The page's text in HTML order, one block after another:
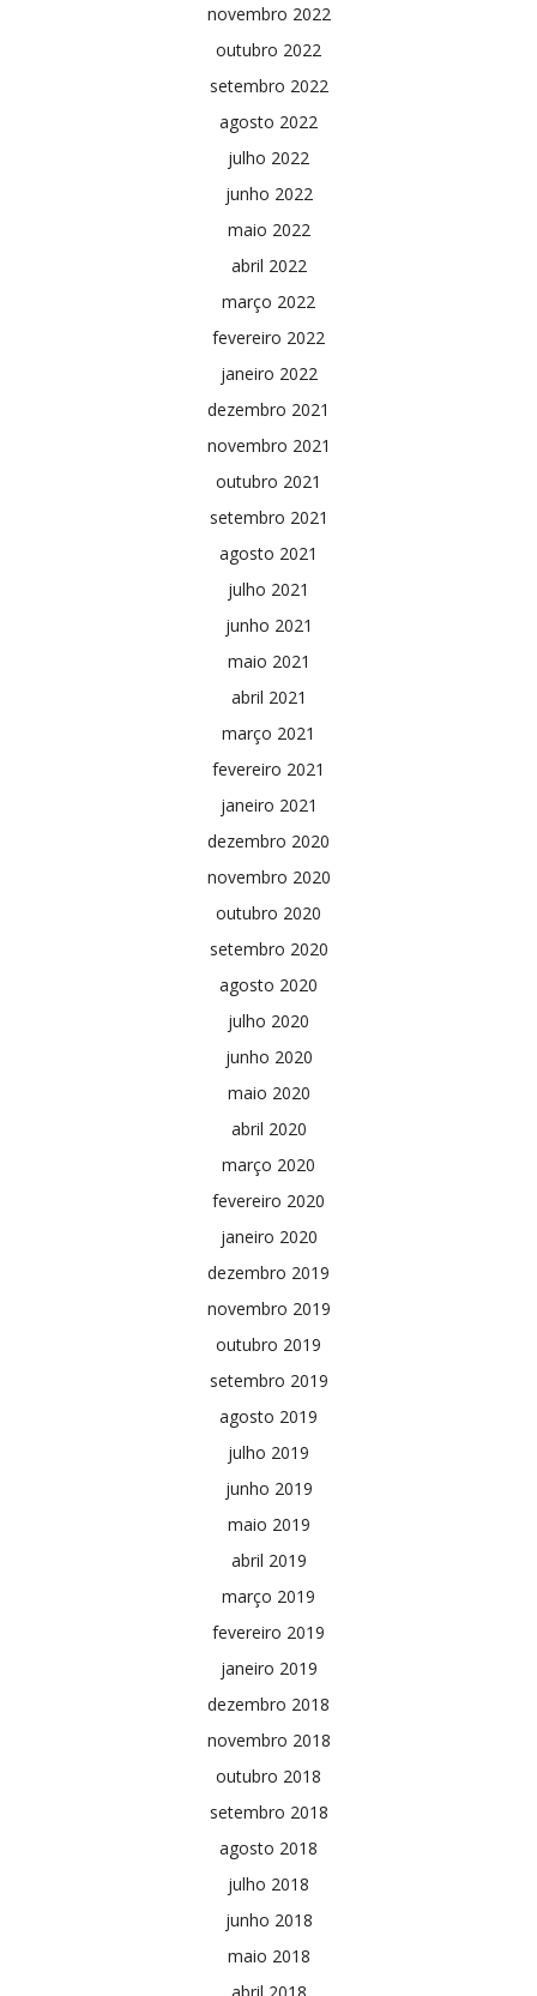
novembro 2022
outubro 2022
setembro 2022
agosto 2022
julho 2022
junho 2022
maio 2022
abril 2022
março 2022
fevereiro 2022
janeiro 2022
dezembro 2021
novembro 2021
outubro 2021
setembro 2021
agosto 2021
julho 2021
junho 2021
maio 2021
abril 2021
março 2021
fevereiro 2021
janeiro 2021
dezembro 2020
novembro 2020
outubro 2020
setembro 2020
agosto 2020
julho 2020
junho 2020
maio 2020
abril 2020
março 2020
fevereiro 2020
janeiro 2020
dezembro 2019
novembro 2019
outubro 2019
setembro 2019
agosto 2019
julho 2019
junho 2019
maio 2019
abril 2019
março 2019
fevereiro 2019
janeiro 2019
dezembro 2018
novembro 2018
outubro 2018
setembro 2018
agosto 2018
julho 2018
junho 2018
maio 2018